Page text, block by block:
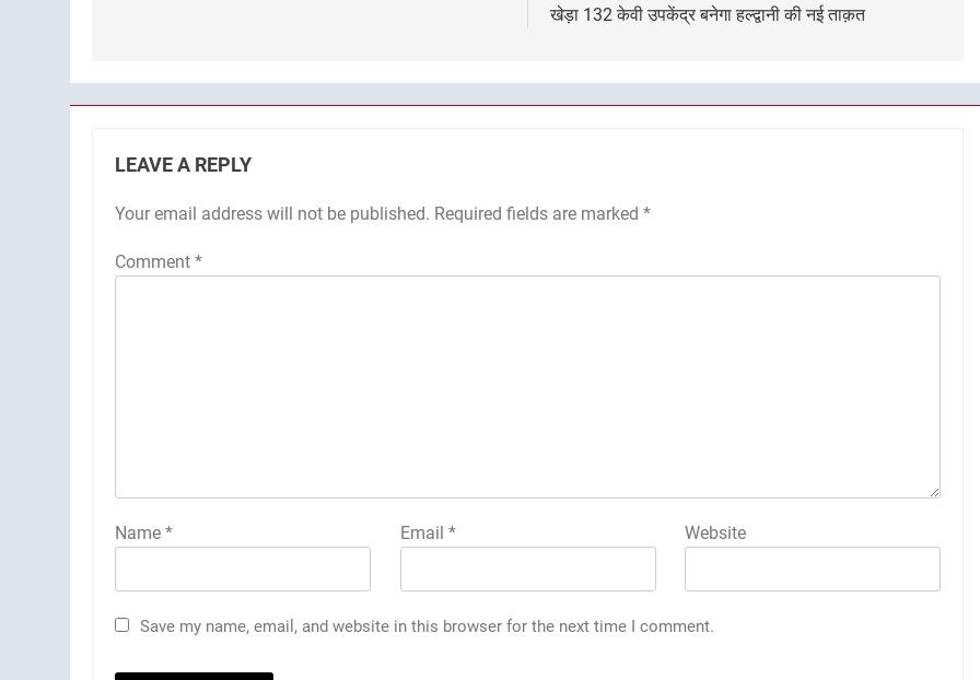
खेड़ा 132 केवी उपकेंद्र बनेगा हल्द्वानी की नई ताक़त
LEAVE A REPLY
Your email address will not be published. Required fields are marked *
Comment *
Name * Email * Website
Save my name, email, and website in this browser for the next time I comment.